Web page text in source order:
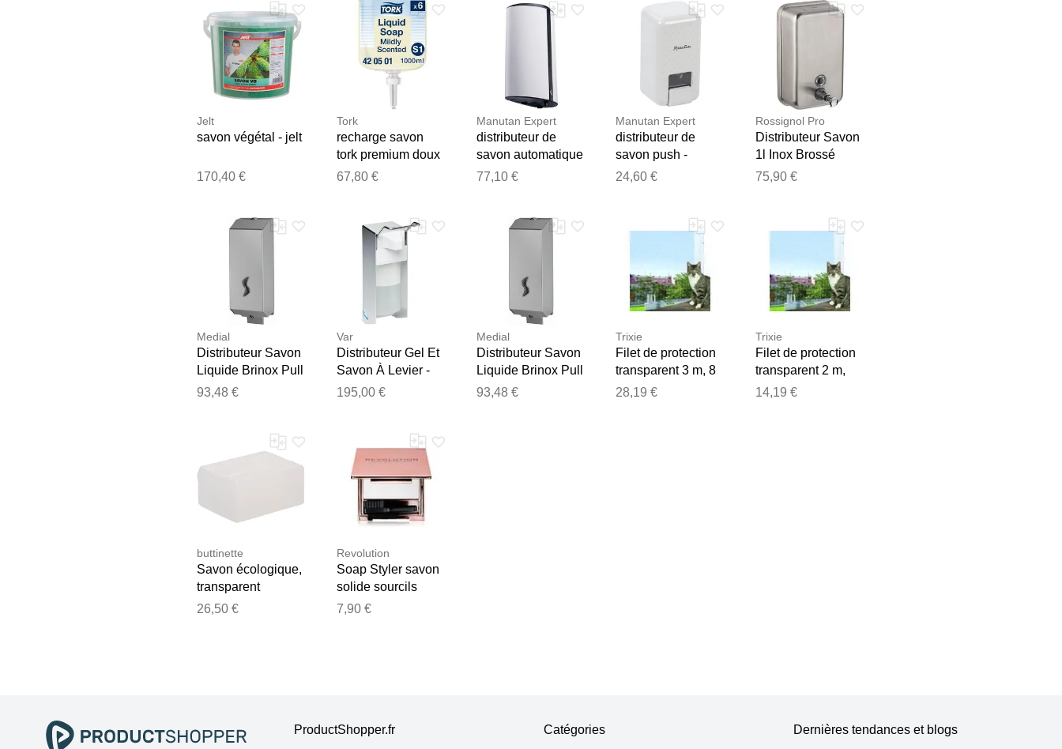
Jelt
savon végétal - jelt
170,40 €
Tork
recharge savon
tork premium doux
67,80 €
Manutan Expert
distributeur de
savon automatique
- compatible gel -
77,10 €
Manutan Expert
distributeur de
savon push -
compatible gel -
24,60 €
Rossignol Pro
Distributeur Savon
1l Inox Brossé
75,90 €
Medial
Distributeur Savon
Liquide Brinox Pull
- Brillant
93,48 €
Var
Distributeur Gel Et
Savon À Levier -
Hds30
195,00 €
Medial
Distributeur Savon
Liquide Brinox Pull
- Brossé
93,48 €
Trixie
Filet de protection
transparent 3 m, 8
m
28,19 €
Trixie
Filet de protection
transparent 2 m,
1,5 m
14,19 €
buttinette
Savon écologique,
transparent
26,50 €
Revolution
Soap Styler savon
solide sourcils
teinte Transparent
7,90 €
ProductShopper.fr Catégories Dernières tendances et blogs